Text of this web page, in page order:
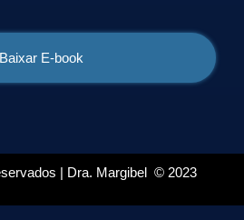
Baixar E-book
| Dra. Margibel © 2023